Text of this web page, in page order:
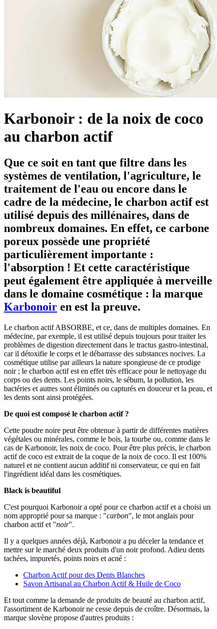
Karbonoir : de la noix de coco
au charbon actif
Que ce soit en tant que filtre dans les
systèmes de ventilation, l'agriculture, le
traitement de l'eau ou encore dans le
cadre de la médecine, le charbon actif est
utilisé depuis des millénaires, dans de
nombreux domaines. En effet, ce carbone
poreux possède une propriété
particulièrement importante :
l'absorption ! Et cette caractéristique
peut également être appliquée à merveille
dans le domaine cosmétique : la marque
Karbonoir en est la preuve.
Le charbon actif ABSORBE, et ce, dans de multiples domaines. En
médecine, par exemple, il est utilisé depuis toujours pour traiter les
problèmes de digestion directement dans le tractus gastro-intestinal,
car il détoxifie le corps et le débarrasse des substances nocives. La
cosmétique utilise par ailleurs la nature spongieuse de ce prodige
noir ; le charbon actif est en effet très efficace pour le nettoyage du
corps ou des dents. Les points noirs, le sébum, la pollution, les
bactéries et autres sont éliminés ou capturés en douceur et la peau, et
les dents sont ainsi protégées.
De quoi est composé le charbon actif ?
Cette poudre noire peut être obtenue à partir de différentes matières
végétales ou minérales, comme le bois, la tourbe ou, comme dans le
cas de Karbonoir, les noix de coco. Pour être plus précis, le charbon
actif de coco est extrait de la coque de la noix de coco. Il est 100%
naturel et ne contient aucun additif ni conservateur, ce qui en fait
l'ingrédient idéal dans les cosmétiques.
Black is beautiful
C'est pourquoi Karbonoir a opté pour ce charbon actif et a choisi un
nom approprié pour sa marque : "carbon", le mot anglais pour
charbon actif et "noir".
Il y a quelques années déjà, Karbonoir a pu déceler la tendance et
mettre sur le marché deux produits d'un noir profond. Adieu dents
tachées, impuretés, points noirs et acné :
Charbon Actif pour des Dents Blanches
Savon Artisanal au Charbon Actif & Huile de Coco
Et tout comme la demande de produits de beauté au charbon actif,
l'assortiment de Karbonoir ne cesse depuis de croître. Désormais, la
marque slovène propose d'autres produits :